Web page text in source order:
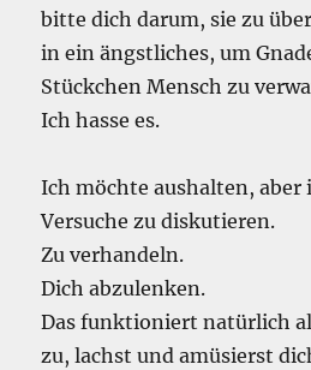
bitte dich darum, sie zu
in ein ängstliches, um
Stückchen Mensch zu
Ich hasse es.
Ich möchte aushalten, aber
Versuche zu diskutieren.
Zu verhandeln.
Dich abzulenken.
Das funktioniert natürlich
zu, lachst und amüsierst